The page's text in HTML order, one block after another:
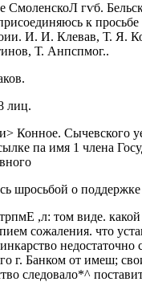
СмоленскоЛ гѵб.
к
И. И. Клевав, Т. Я.
Т. Анпспмог..
лиц.
Конное. Сычевского
па имя 1 члена
шросьбой о поддержке
,л: том виде.
сожаления. что
недостаточно
г. Банком от имеш;
следовало*^